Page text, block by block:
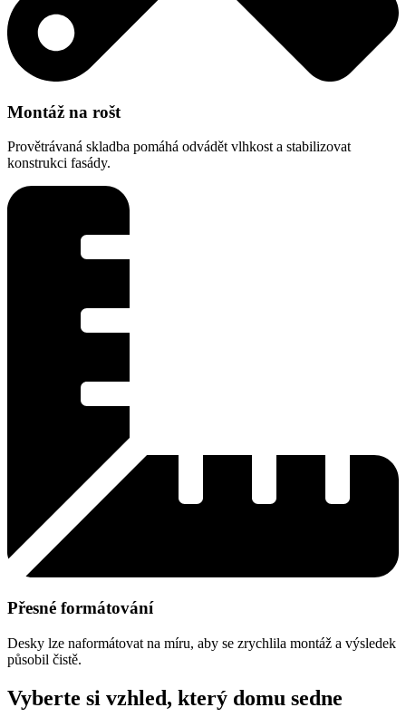
Montáž na rošt
Provětrávaná skladba pomáhá odvádět vlhkost a stabilizovat
konstrukci fasády.
Přesné formátování
Desky lze naformátovat na míru, aby se zrychlila montáž a výsledek
působil čistě.
Vyberte si vzhled, který domu sedne